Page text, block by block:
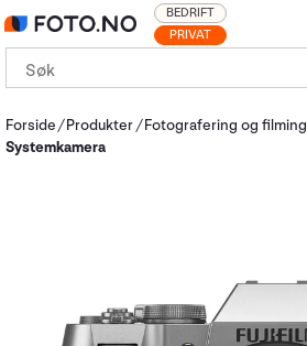
PRIVAT
BEDRIFT
Forside Produkter Fotografering og filming
Systemkamera